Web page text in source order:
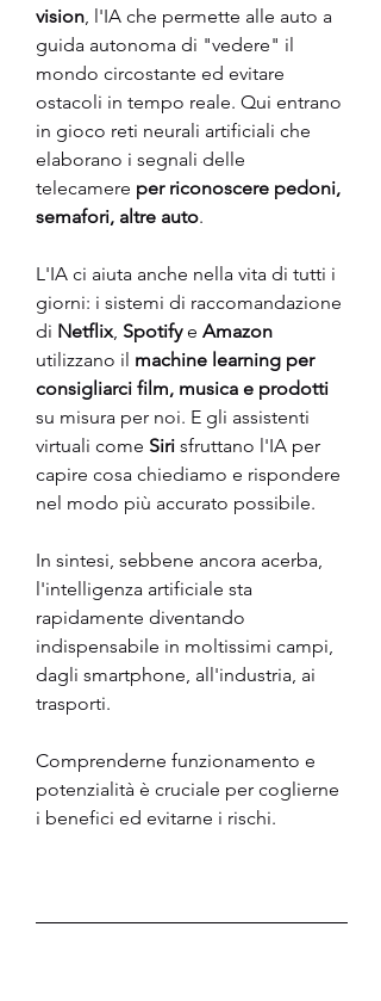
vision , l'IA che permette alle auto a
guida autonoma di "vedere" il
mondo circostante ed evitare
ostacoli in tempo reale. Qui entrano
in gioco reti neurali artificiali che
elaborano i segnali delle
telecamere per riconoscere pedoni,
semafori, altre auto.
L'IA ci aiuta anche nella vita di tutti i
giorni: i sistemi di raccomandazione
di Netflix Spotify e Amazon
utilizzano il machine learning per
consigliarci film, musica e prodotti
su misura per noi. E gli assistenti
virtuali come Siri sfruttano l'IA per
capire cosa chiediamo e rispondere
nel modo più accurato possibile.
In sintesi, sebbene ancora acerba,
l'intelligenza artificiale sta
rapidamente diventando
indispensabile in moltissimi campi,
dagli smartphone, all'industria, ai
trasporti.
Comprenderne funzionamento e
potenzialità è cruciale per coglierne
i benefici ed evitarne i rischi.